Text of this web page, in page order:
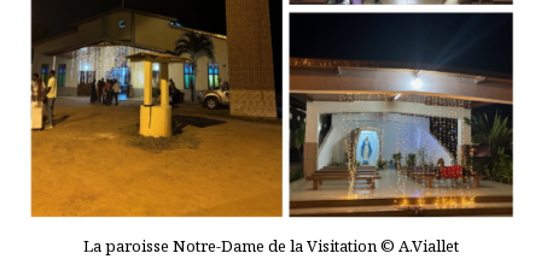
La paroisse Notre-Dame de la Visitation © A.Viallet